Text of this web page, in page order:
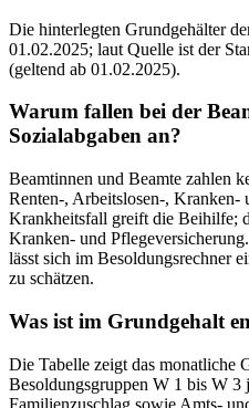
Die hinterlegten Grundgehälter
01.02.2025; laut Quelle ist der
(geltend ab 01.02.2025).
Warum fallen bei der
Sozialabgaben an?
Beamtinnen und Beamte zahlen
Renten-, Arbeitslosen-, Kranken-
Krankheitsfall greift die Beihilfe;
Kranken- und
lässt sich im Besoldungsrechner
zu schätzen.
Was ist im Grundgehalt
Die Tabelle zeigt das monatliche
Besoldungsgruppen W 1 bis W 3
Familienzuschlag sowie Amts-